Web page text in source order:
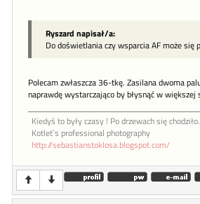
Ryszard napisał/a:
Do doświetlania czy wsparcia AF może się
Polecam zwłaszcza 36-tkę. Zasilana dwoma
naprawdę wystarczająco by błysnąć w większej
Kiedyś to były czasy ! Po drzewach się
Kotlet`s professional photography
http://sebastianstoklosa.blogspot.com/